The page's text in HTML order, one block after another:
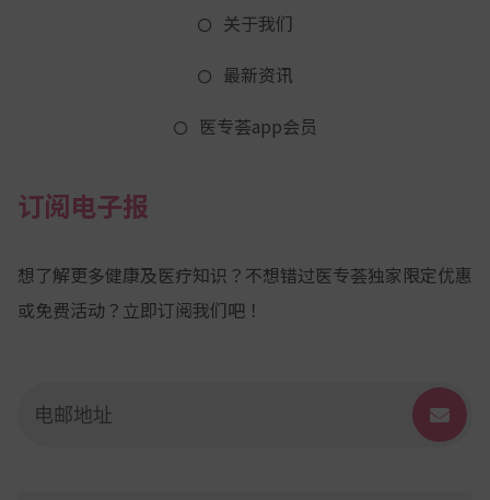
关于我们
最新资讯
医专荟app会员
订阅电子报
想了解更多健康及医疗知识？不想错过医专荟独家限定优惠
或免费活动？立即订阅我们吧！